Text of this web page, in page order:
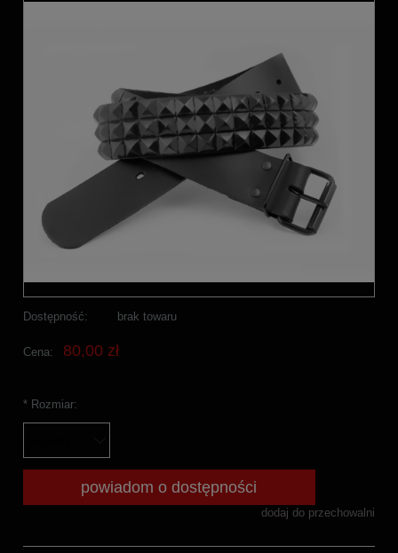
Dostępność: brak towaru
Cena: 80,00 zł
* Rozmiar:
powiadom o dostępności
dodaj do przechowalni